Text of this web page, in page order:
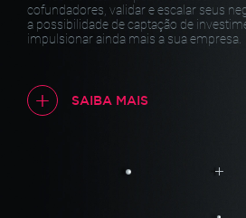
cofundadores, validar e escalar seus
a possibilidade de captação de
impulsionar ainda mais a sua empresa.
SAIBA MAIS